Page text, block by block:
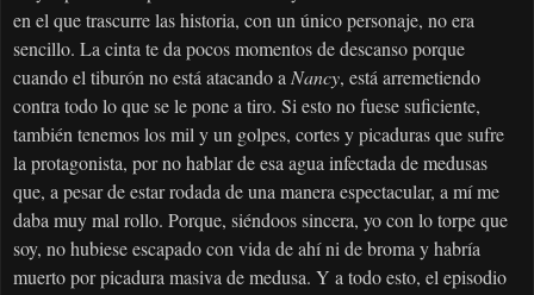
en el que trascurre las historia, con un único personaje, no era
sencillo. La cinta te da pocos momentos de descanso porque
cuando el tiburón no está atacando aNancy, está arremetiendo
contra todo lo que se le pone a tiro. Si esto no fuese suficiente,
también tenemos los mil y un golpes, cortes y picaduras que sufre
la protagonista, por no hablar de esa agua infectada de medusas
que, a pesar de estar rodada de una manera espectacular, a mí me
daba muy mal rollo. Porque, siéndoos sincera, yo con lo torpe que
soy, no hubiese escapado con vida de ahí ni de broma y habría
muerto por picadura masiva de medusa. Y a todo esto, el episodio